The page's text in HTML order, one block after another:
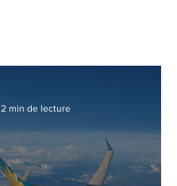
2 min de lecture